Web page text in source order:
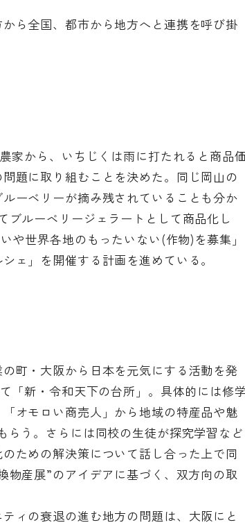
ら全国、都市から地方へと連携を呼び掛
家から、いちじくは雨に打たれると商品
題に取り組むことを決めた。同じ岡山の
ーベリーが摘み残されていることも分か
ブルーベリージェラートとして商品化し
や世界各地のもったいない(作物)を募集」
ェ」を開催する計画を進めている。
町・大阪から日本を元気にする活動を発
「新・令和天下の台所」。具体的には修
オモロい商売人」から地域の特産品や魅
う。さらには同校の生徒が探究学習など
ための解決策について話し合った上で同
物産展”のアイデアに基づく、双方向の取
ィの衰退の進む地方の問題は、大阪にと